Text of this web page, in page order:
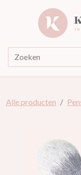
Alle producten